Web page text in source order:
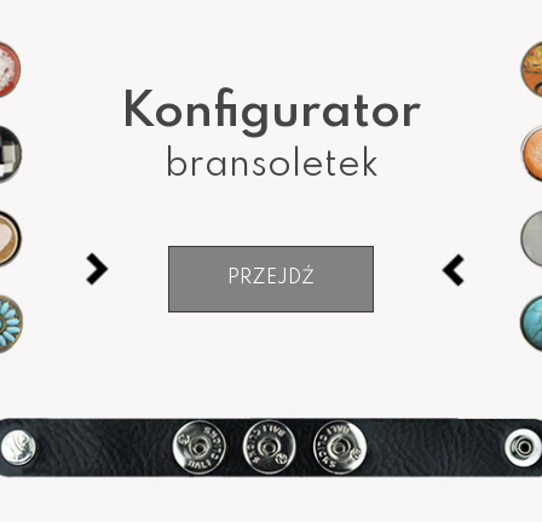
Konfigurator
bransoletek
PRZEJDŹ